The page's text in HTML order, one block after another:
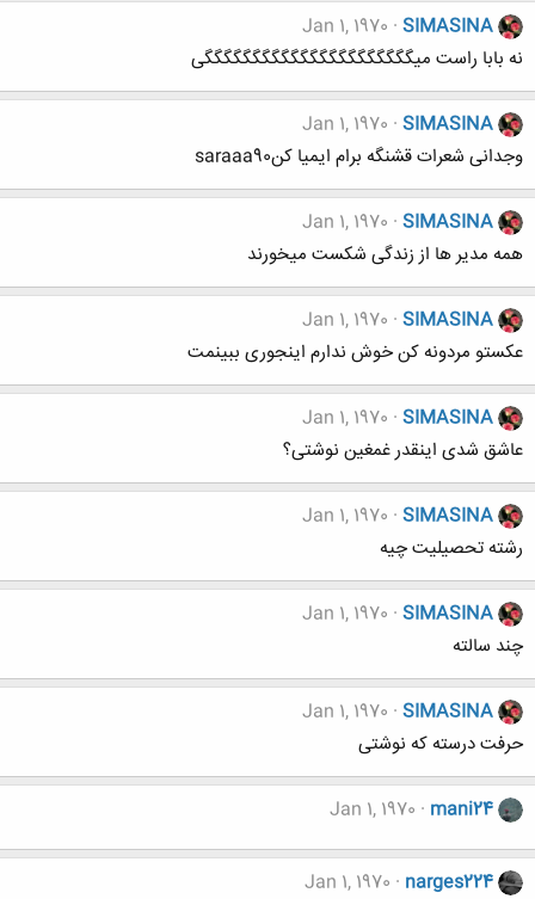
SIMASINA
Jan 1, 1970
نه بابا راست میگگگگگگگگگگگگگگگگگگگگگگی
SIMASINA
Jan 1, 1970
وجدانی شعرات قشنگه برام ایمیا کنsaraaa90
SIMASINA
Jan 1, 1970
همه مدیر ها از زندگی شکست میخورند
SIMASINA
Jan 1, 1970
عکستو مردونه کن خوش ندارم اینجوری ببینمت
SIMASINA
Jan 1, 1970
عاشق شدی اینقدر غمغین نوشتی؟
SIMASINA
Jan 1, 1970
رشته تحصیلیت چیه
SIMASINA
Jan 1, 1970
چند سالته
SIMASINA
Jan 1, 1970
حرفت درسته که نوشتی
mani24
Jan 1, 1970
narges224
Jan 1, 1970